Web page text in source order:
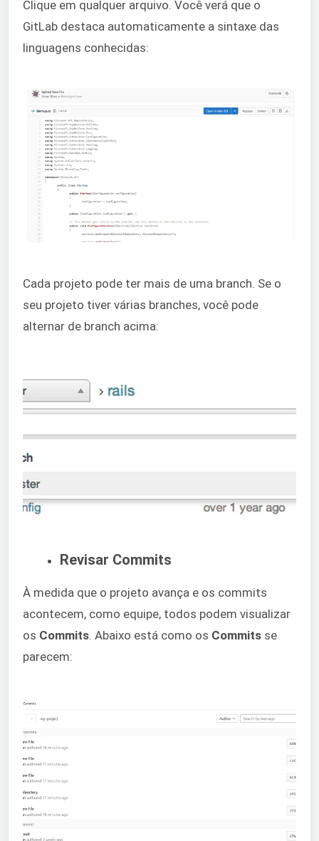
Clique em qualquer arquivo. Você verá que o
GitLab destaca automaticamente a sintaxe das
linguagens conhecidas:
Cada projeto pode ter mais de uma branch. Se o
seu projeto tiver várias branches, você pode
alternar de branch acima:
Revisar Commits
À medida que o projeto avança e os commits
acontecem, como equipe, todos podem visualizar
os Commits . Abaixo está como os Commits se
parecem: